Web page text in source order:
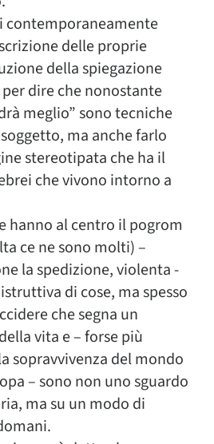
contemporaneamente
delle proprie
della spiegazione
dire che nonostante
meglio” sono tecniche
ma anche farlo
stereotipata che ha il
che vivono intorno a
hanno al centro il pogrom
ce ne sono molti) –
la spedizione, violenta -
di cose, ma spesso
che segna un
vita e – forse più
sopravvivenza del mondo
– sono non uno sguardo
ma su un modo di